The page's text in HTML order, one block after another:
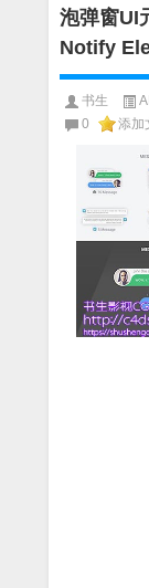
泡弹窗UI
Notify
书生
0
添加